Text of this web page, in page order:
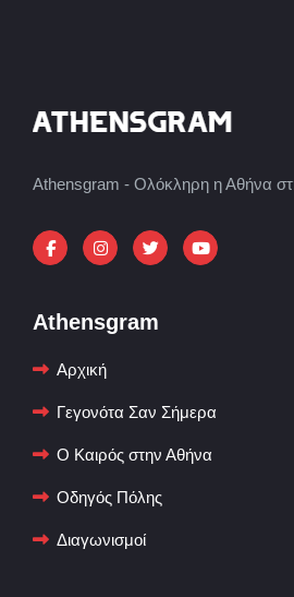
Athensgram - Ολόκληρη η Αθήνα
Athensgram
Αρχική
Γεγονότα Σαν Σήμερα
Ο Καιρός στην Αθήνα
Οδηγός Πόλης
Διαγωνισμοί